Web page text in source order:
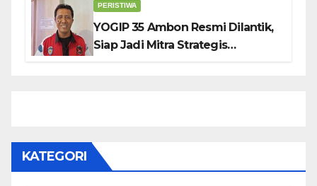
PERISTIWA
YOGIP 35 Ambon Resmi Dilantik,
Siap Jadi Mitra Strategis
KATEGORI